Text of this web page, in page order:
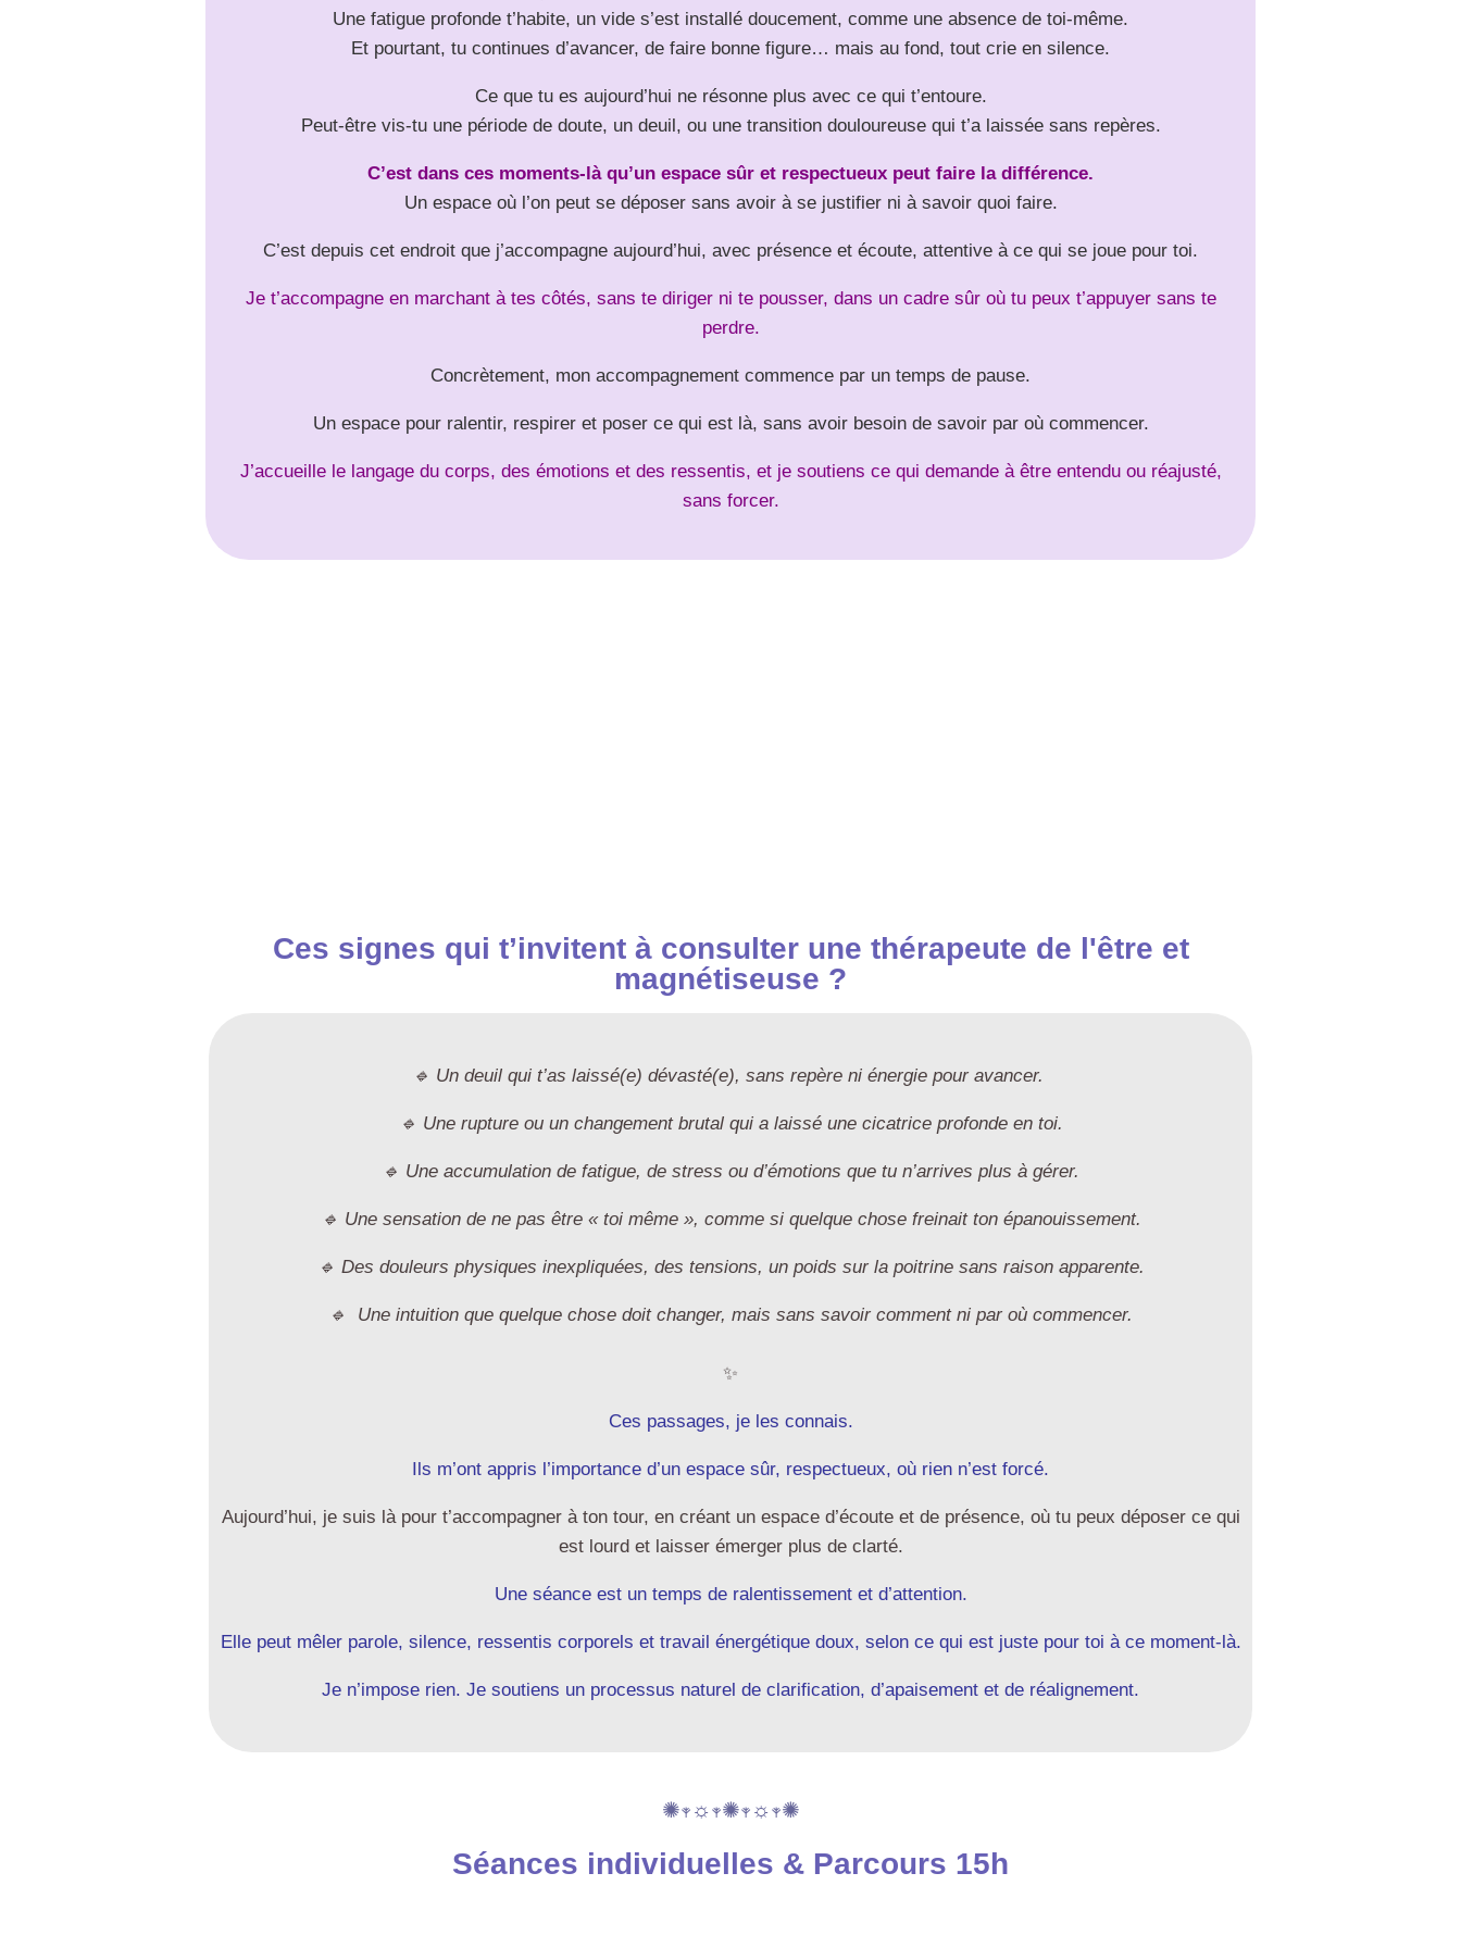
Une fatigue profonde t’habite, un vide s’est installé doucement, comme une absence de toi-même.
Et pourtant, tu continues d’avancer, de faire bonne figure… mais au fond, tout crie en silence.
Ce que tu es aujourd’hui ne résonne plus avec ce qui t’entoure.
Peut-être vis-tu une période de doute, un deuil, ou une transition douloureuse qui t’a laissée sans repères.
C’est dans ces moments-là qu’un espace sûr et respectueux peut faire la différence.
Un espace où l’on peut se déposer sans avoir à se justifier ni à savoir quoi faire.
C’est depuis cet endroit que j’accompagne aujourd’hui, avec présence et écoute, attentive à ce qui se joue pour toi.
Je t’accompagne en marchant à tes côtés, sans te diriger ni te pousser, dans un cadre sûr où tu peux t’appuyer sans te
perdre.
Concrètement, mon accompagnement commence par un temps de pause.
Un espace pour ralentir, respirer et poser ce qui est là, sans avoir besoin de savoir par où commencer.
J’accueille le langage du corps, des émotions et des ressentis, et je soutiens ce qui demande à être entendu ou réajusté,
sans forcer.
Ces signes qui t’invitent à consulter une thérapeute de l'être et
magnétiseuse ?
🔹 Un deuil qui t’as laissé(e) dévasté(e), sans repère ni énergie pour avancer.
🔹 Une rupture ou un changement brutal qui a laissé une cicatrice profonde en toi.
🔹 Une accumulation de fatigue, de stress ou d’émotions que tu n’arrives plus à gérer.
🔹 Une sensation de ne pas être « toi même », comme si quelque chose freinait ton épanouissement.
🔹 Des douleurs physiques inexpliquées, des tensions, un poids sur la poitrine sans raison apparente.
🔹 Une intuition que quelque chose doit changer, mais sans savoir comment ni par où commencer.
✨
Ces passages, je les connais.
Ils m’ont appris l’importance d’un espace sûr, respectueux, où rien n’est forcé.
Aujourd’hui, je suis là pour t’accompagner à ton tour, en créant un espace d’écoute et de présence, où tu peux déposer ce qui
est lourd et laisser émerger plus de clarté.
Une séance est un temps de ralentissement et d’attention.
Elle peut mêler parole, silence, ressentis corporels et travail énergétique doux, selon ce qui est juste pour toi à ce moment-là.
Je n’impose rien. Je soutiens un processus naturel de clarification, d’apaisement et de réalignement.
✺𖥧☼𖥧✺𖥧☼𖥧✺
Séances individuelles & Parcours 15h